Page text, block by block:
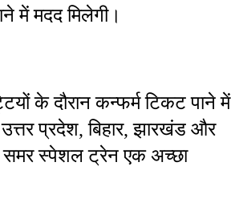
में मदद मिलेगी।
के दौरान कन्फर्म टिकट पाने में
प्रदेश, बिहार, झारखंड और
समर स्पेशल ट्रेन एक अच्छा